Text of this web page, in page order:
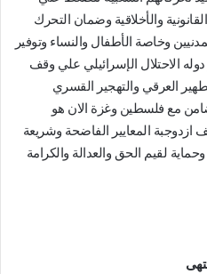
والأخلاقية وضمان التحرك
وخاصة الأطفال والنساء وتوفير
دوله الاحتلال الإسرائيلي علي وقف
العرقي والتهجير القسري
مع فلسطين وغزة الان هو
المعايير الفاضحة وشريعة
وحماية لقيم الحق والعدالة والكرامة